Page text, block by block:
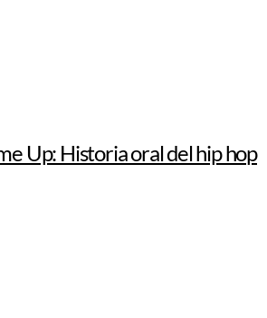
Up: Historia oral del hip hop